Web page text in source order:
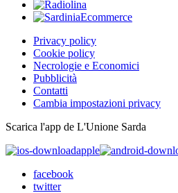
Privacy policy
Cookie policy
Necrologie e Economici
Pubblicità
Contatti
Cambia impostazioni privacy
Scarica l'app de L'Unione Sarda
apple
facebook
twitter